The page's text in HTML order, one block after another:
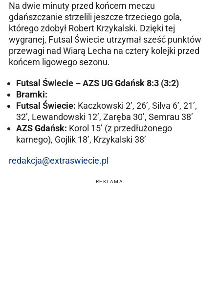
Na dwie minuty przed końcem meczu
gdańszczanie strzelili jeszcze trzeciego gola,
którego zdobył Robert Krzykalski. Dzięki tej
wygranej, Futsal Świecie utrzymał sześć punktów
przewagi nad Wiarą Lecha na cztery kolejki przed
końcem ligowego sezonu.
Futsal Świecie – AZS UG Gdańsk 8:3 (3:2)
Bramki:
Futsal Świecie: Kaczkowski 2’, 26’, Silva 6’, 21’,
32’, Lewandowski 12’, Zaręba 30’, Semrau 38’
AZS Gdańsk: Korol 15’ (z przedłużonego
karnego), Gojlik 18’, Krzykalski 38’
redakcja@extraswiecie.pl
REKLAMA